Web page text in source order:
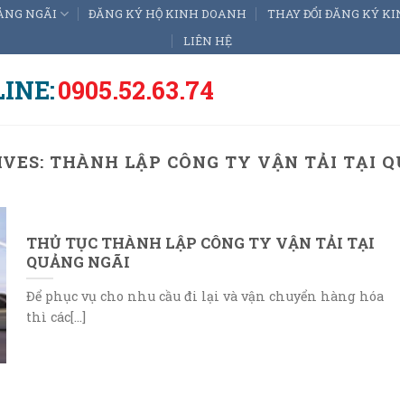
NGÃI ĐĂNG KÝ HỘ KINH DOANH THAY ĐỔI ĐĂNG KÝ
LIÊN HỆ
0905.52.63.74
THÀNH LẬP CÔNG TY VẬN TẢI TẠI
THỦ TỤC THÀNH LẬP CÔNG TY VẬN TẢI TẠI
QUẢNG NGÃI
Để phục vụ cho nhu cầu đi lại và vận chuyển hàng hóa
thì các[...]